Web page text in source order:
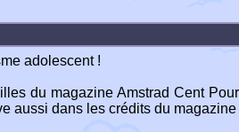
adolescent !
du magazine Amstrad Cent
aussi dans les crédits du